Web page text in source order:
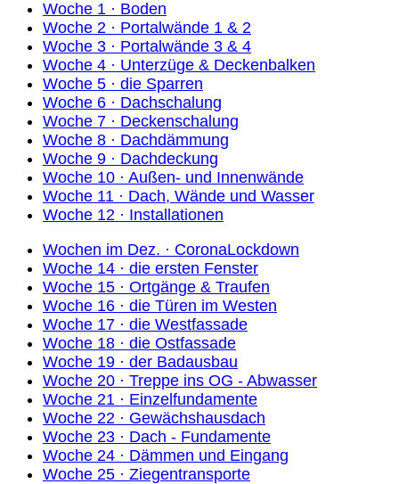
Woche 1 · Boden
Woche 2 · Portalwände 1 & 2
Woche 3 · Portalwände 3 & 4
Woche 4 · Unterzüge & Deckenbalken
Woche 5 · die Sparren
Woche 6 · Dachschalung
Woche 7 · Deckenschalung
Woche 8 · Dachdämmung
Woche 9 · Dachdeckung
Woche 10 · Außen- und Innenwände
Woche 11 · Dach, Wände und Wasser
Woche 12 · Installationen
Wochen im Dez. · CoronaLockdown
Woche 14 · die ersten Fenster
Woche 15 · Ortgänge & Traufen
Woche 16 · die Türen im Westen
Woche 17 · die Westfassade
Woche 18 · die Ostfassade
Woche 19 · der Badausbau
Woche 20 · Treppe ins OG - Abwasser
Woche 21 · Einzelfundamente
Woche 22 · Gewächshausdach
Woche 23 · Dach - Fundamente
Woche 24 · Dämmen und Eingang
Woche 25 · Ziegentransporte